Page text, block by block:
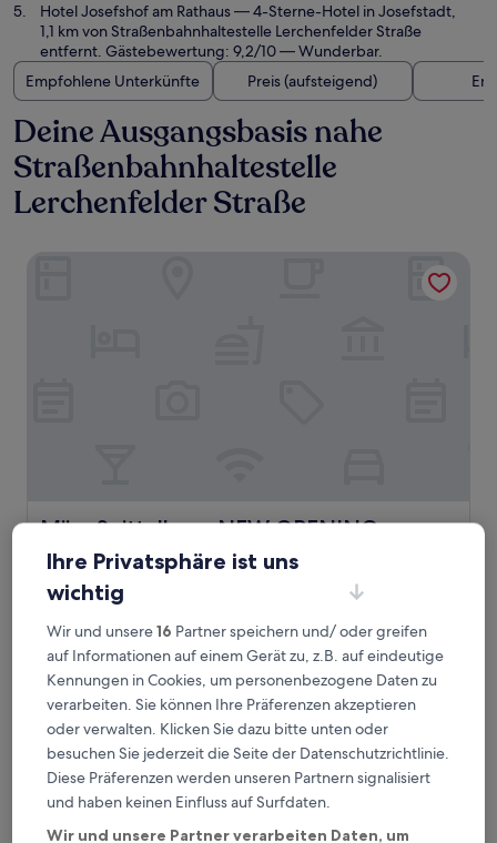
Hotel Josefshof am Rathaus— 4-Sterne-Hotel in Josefstadt,
1,1 km von Straßenbahnhaltestelle Lerchenfelder Straße
entfernt. Gästebewertung: 9,2/10 — Wunderbar.
Empfohlene Unterkünfte
Preis (aufsteigend)
Deine Ausgangsbasis nahe
Straßenbahnhaltestelle
Lerchenfelder Straße
Miiro Spittelberg NEW OPENING
Miiro Spittelberg NEW OPENING
4.0-
Sterne-
Unterkunft
Spittelberg, 1,4 km von Straßenbahnhaltestelle
Lerchenfelder Straße entfernt
9.8
10,
Außergewöhnlich,
(160
Bewertungen)
9,8/10 Außergewöhnlich (160 Bewertungen)
Der
Preis
beträgt
142 €
inkl. Steuern & Gebühren
10. Aug.–11. Aug.
a&o Wien Stadthalle
Ihre Privatsphäre ist uns
wichtig
Wir und unsere16 Partner speichern und/ oder greifen
auf Informationen auf einem Gerät zu, z.B. auf eindeutige
Kennungen in Cookies, um personenbezogene Daten zu
verarbeiten. Sie können Ihre Präferenzen akzeptieren
oder verwalten. Klicken Sie dazu bitte unten oder
besuchen Sie jederzeit die Seite der Datenschutzrichtlinie.
Diese Präferenzen werden unseren Partnern signalisiert
und haben keinen Einfluss auf Surfdaten.
Wir und unsere Partner verarbeiten Daten, um